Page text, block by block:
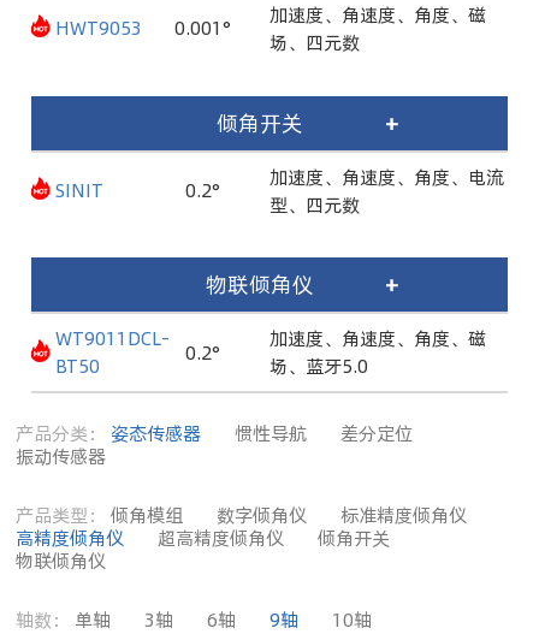
HWT9053 0.001°
加速度、角速度、角度、磁
场、四元数
倾角开关 +
SINIT 0.2°
加速度、角速度、角度、电流
型、四元数
物联倾角仪 +
WT9011DCL-
BT50
0.2°
加速度、角速度、角度、磁
场、蓝牙5.0
产品分类： 姿态传感器 惯性导航
差分定位
振动传感器
产品类型： 倾角模组 数字倾角仪
标准精度倾角仪
高精度倾角仪
超高精度倾角仪
倾角开关
物联倾角仪
轴数： 单轴 3轴 6轴 9轴 10轴